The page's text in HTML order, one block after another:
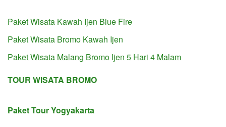
Paket Wisata Kawah Ijen Blue Fire
Paket Wisata Bromo Kawah Ijen
Paket Wisata Malang Bromo Ijen 5 Hari 4 Malam
TOUR WISATA BROMO
Paket Tour Yogyakarta